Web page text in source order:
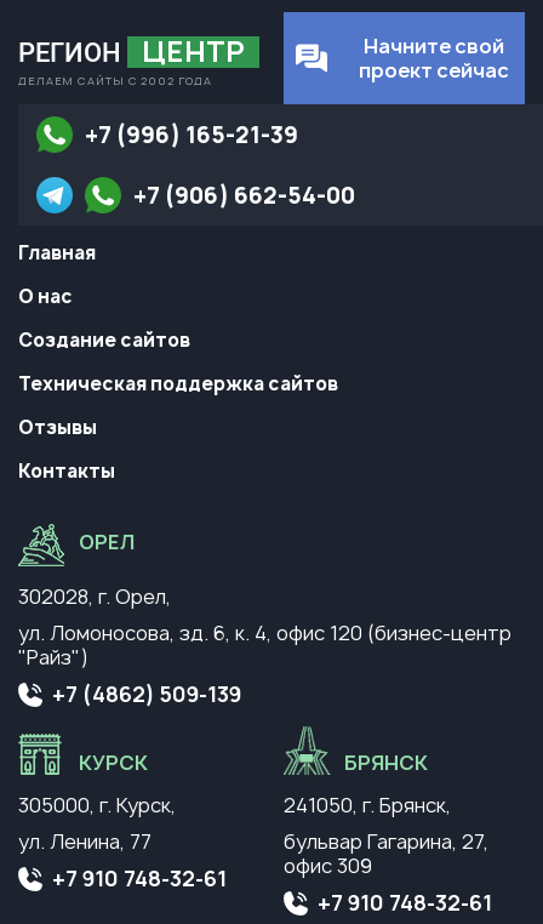
РЕГИОН ЦЕНТР
ДЕЛАЕМ САЙТЫ С 2002 ГОДА
Главная
О нас
Создание сайтов
Техническая поддержка сайтов
Отзывы
Контакты
+7 (996) 165-21-39
+7 (906) 662-54-00
ОРЕЛ
302028, г. Орел,
ул. Ломоносова, зд. 6, к. 4, офис 120 (бизнес-центр
"Райз")
+7 (4862) 509-139
КУРСК
305000, г. Курск,
ул. Ленина, 77
+7 910 748-32-61
БРЯНСК
241050, г. Брянск,
бульвар Гагарина, 27,
офис 309
+7 910 748-32-61
Начните свой
проект сейчас